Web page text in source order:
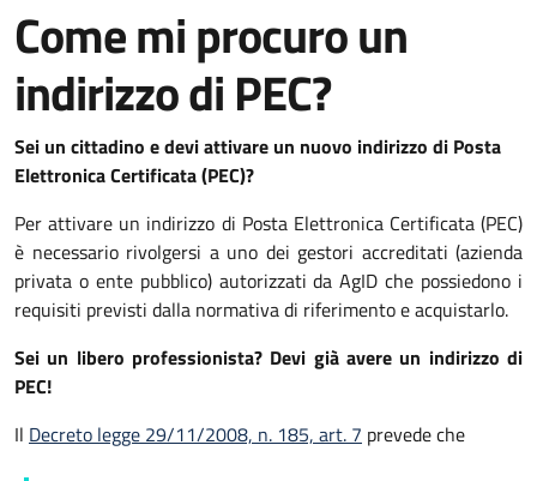
Come mi procuro un
indirizzo di PEC?
Sei un cittadino e devi attivare un nuovo indirizzo di Posta
Elettronica Certificata (PEC)?
Per attivare un indirizzo di Posta Elettronica Certificata (PEC)
è necessario rivolgersi a uno dei gestori accreditati (azienda
privata o ente pubblico) autorizzati da AgID che possiedono i
requisiti previsti dalla normativa di riferimento e acquistarlo.
Sei un libero professionista? Devi già avere un indirizzo di
PEC!
Il Decreto legge 29/11/2008, n. 185, art. 7 prevede che